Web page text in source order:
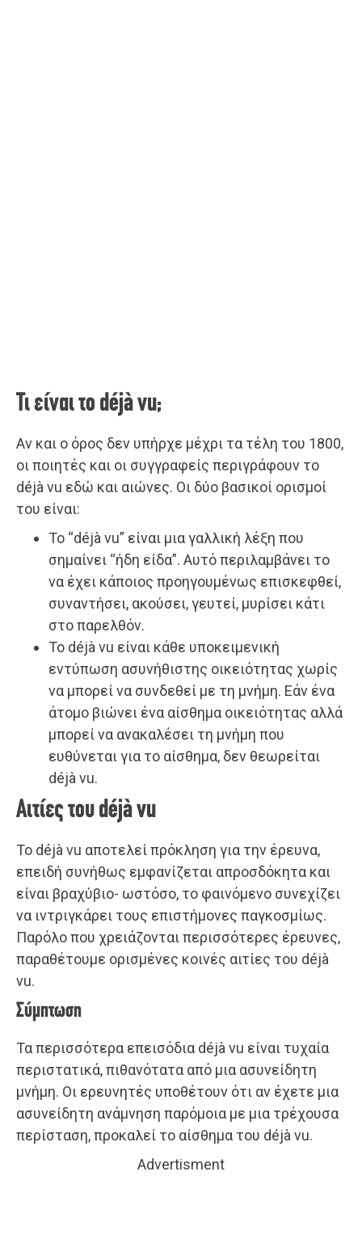
Τι είναι το déjà vu;
Αν και ο όρος δεν υπήρχε μέχρι τα τέλη του 1800,
οι ποιητές και οι συγγραφείς περιγράφουν το
déjà vu εδώ και αιώνες. Οι δύο βασικοί ορισμοί
του είναι:
Το “déjà vu” είναι μια γαλλική λέξη που
σημαίνει “ήδη είδα”. Αυτό περιλαμβάνει το
να έχει κάποιος προηγουμένως επισκεφθεί,
συναντήσει, ακούσει, γευτεί, μυρίσει κάτι
στο παρελθόν.
Το déjà vu είναι κάθε υποκειμενική
εντύπωση ασυνήθιστης οικειότητας χωρίς
να μπορεί να συνδεθεί με τη μνήμη. Εάν ένα
άτομο βιώνει ένα αίσθημα οικειότητας αλλά
μπορεί να ανακαλέσει τη μνήμη που
ευθύνεται για το αίσθημα, δεν θεωρείται
déjà vu.
Αιτίες του déjà vu
Το déjà vu αποτελεί πρόκληση για την έρευνα,
επειδή συνήθως εμφανίζεται απροσδόκητα και
είναι βραχύβιο- ωστόσο, το φαινόμενο συνεχίζει
να ιντριγκάρει τους επιστήμονες παγκοσμίως.
Παρόλο που χρειάζονται περισσότερες έρευνες,
παραθέτουμε ορισμένες κοινές αιτίες του déjà
vu.
Σύμπτωση
Τα περισσότερα επεισόδια déjà vu είναι τυχαία
περιστατικά, πιθανότατα από μια ασυνείδητη
μνήμη. Οι ερευνητές υποθέτουν ότι αν έχετε μια
ασυνείδητη ανάμνηση παρόμοια με μια τρέχουσα
περίσταση, προκαλεί το αίσθημα του déjà vu.
Advertisment